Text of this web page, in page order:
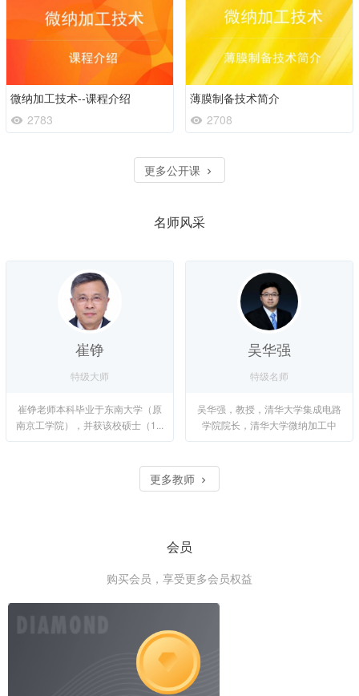
微纳加工技术--课程介绍
2783
薄膜制备技术简介
2708
更多公开课
名师风采
崔铮
特级大师
崔铮老师本科毕业于东南大学（原
南京工学院），并获该校硕士（1...
吴华强
特级名师
吴华强，教授，清华大学集成电路
学院院长，清华大学微纳加工中
心...
更多教师
会员
购买会员，享受更多会员权益